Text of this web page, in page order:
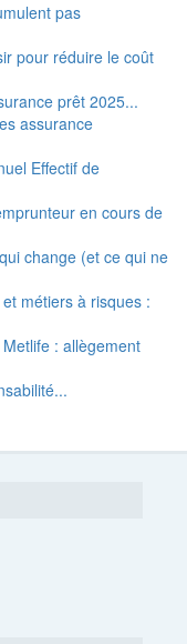
pas
pour réduire le coût
prêt 2025...
assurance
Effectif de
en cours de
change (et ce qui ne
métiers à risques :
: allègement